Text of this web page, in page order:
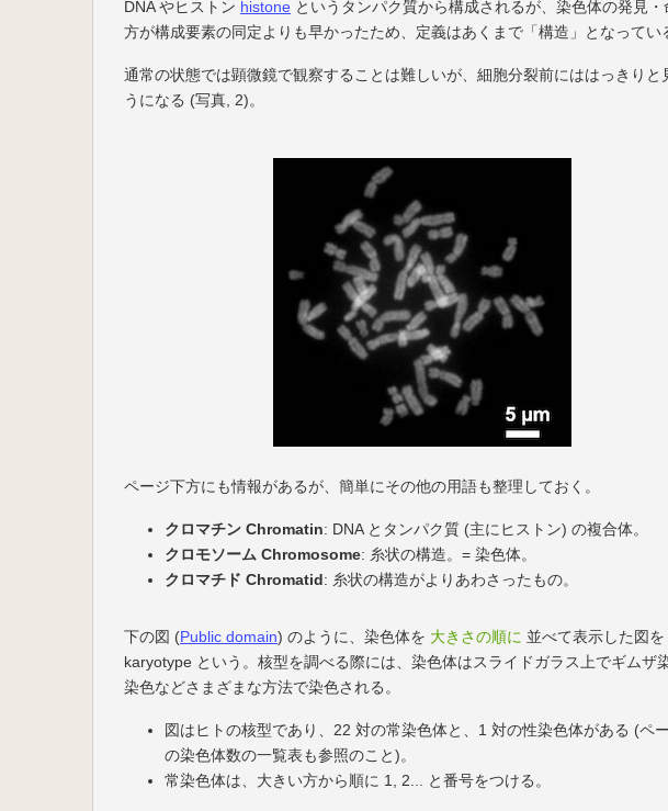
DNA やヒストン histone というタンパク質から構成されるが、染色体の発見・
方が構成要素の同定よりも早かったため、定義はあくまで「構造」となってい
通常の状態では顕微鏡で観察することは難しいが、細胞分裂前にははっきりと
うになる (写真, 2)。
ページ下方にも情報があるが、簡単にその他の用語も整理しておく。
クロマチン Chromatin: DNA とタンパク質 (主にヒストン) の複合体。
クロモソーム Chromosome: 糸状の構造。= 染色体。
クロマチド Chromatid: 糸状の構造がよりあわさったもの。
下の図 (Public domain) のように、染色体を 大きさの順に 並べて表示した図を
karyotype という。核型を調べる際には、染色体はスライドガラス上でギムザ
染色などさまざまな方法で染色される。
図はヒトの核型であり、22 対の常染色体と、1 対の性染色体がある (ペ
の染色体数の一覧表も参照のこと)。
常染色体は、大きい方から順に 1, 2... と番号をつける。